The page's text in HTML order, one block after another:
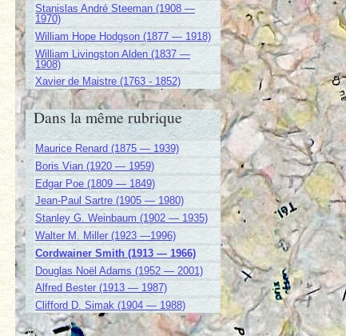
Stanislas André Steeman (1908 —
1970)
William Hope Hodgson (1877 — 1918)
William Livingston Alden (1837 —
1908)
Xavier de Maistre (1763 - 1852)
Dans la même rubrique
Maurice Renard (1875 — 1939)
Boris Vian (1920 — 1959)
Edgar Poe (1809 — 1849)
Jean-Paul Sartre (1905 — 1980)
Stanley G. Weinbaum (1902 — 1935)
Walter M. Miller (1923 —1996)
Cordwainer Smith (1913 — 1966)
Douglas Noël Adams (1952 — 2001)
Alfred Bester (1913 — 1987)
Clifford D. Simak (1904 — 1988)